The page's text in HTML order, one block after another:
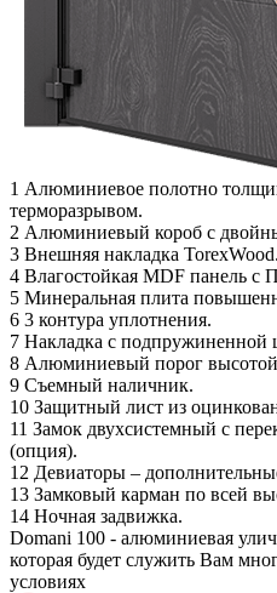
1 Алюминиевое полотно
терморазрывом.
2 Алюминиевый короб с
3 Внешняя накладка TorexWood.
4 Влагостойкая MDF панель
5 Минеральная плита
6 3 контура уплотнения.
7 Накладка с подпружиненной
8 Алюминиевый порог
9 Съемный наличник.
10 Защитный лист из
11 Замок двухсистемный с
(опция).
12 Девиаторы –
13 Замковый карман по всей
14 Ночная задвижка.
Domani 100 - алюминиевая
которая будет служить Вам
условиях